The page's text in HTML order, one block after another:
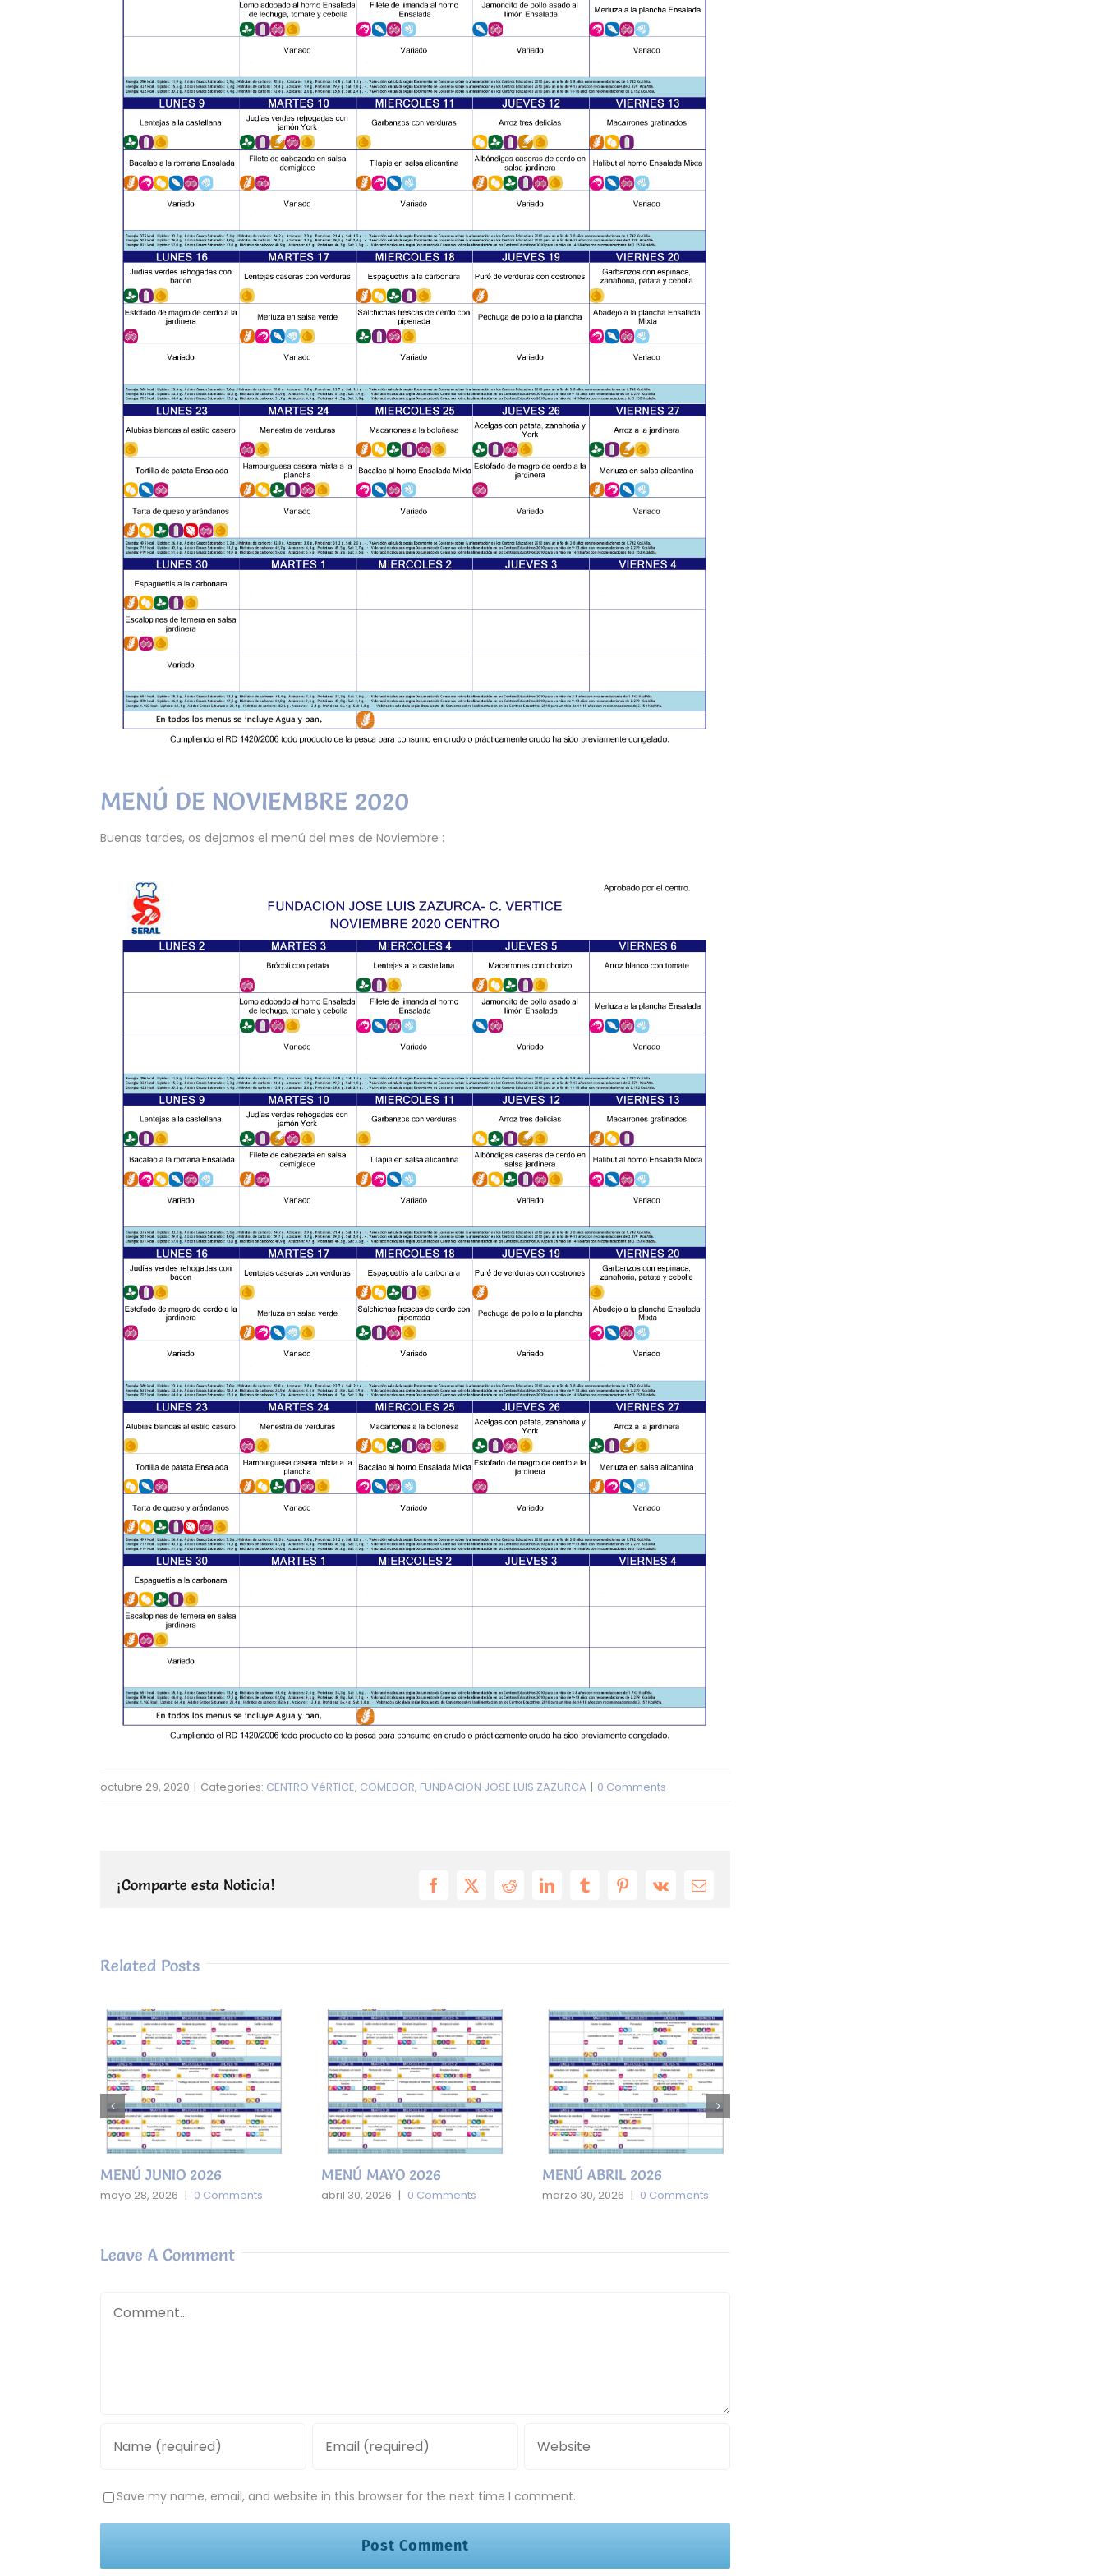
MENÚ DE NOVIEMBRE 2020
Buenas tardes, os dejamos el menú del mes de Noviembre :
octubre 29, 2020 | Categories: CENTRO VéRTICE, COMEDOR, FUNDACION JOSE LUIS ZAZURCA | 0 Comments
¡Comparte esta Noticia! Facebook
X RedditLinkedInTumblrPinterest
Vk Email
Related Posts
MENÚ JUNIO 2026
mayo 28, 2026 | 0 Comments
MENÚ MAYO 2026
abril 30, 2026 | 0 Comments
MENÚ ABRIL 2026
marzo 30, 2026 | 0 Comments
Leave A Comment
Save my name, email, and website in this browser for the next time I comment.